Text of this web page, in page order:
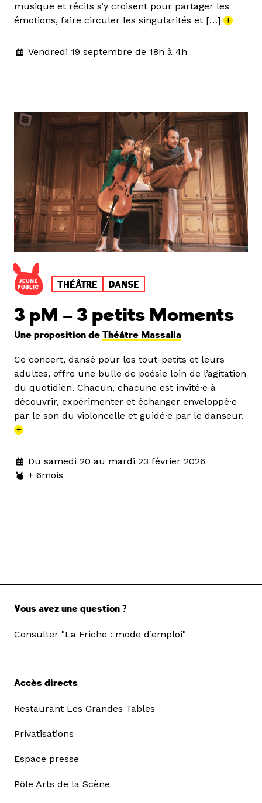
musique et récits s’y croisent pour partager les
émotions, faire circuler les singularités et […] +
Vendredi 19 septembre de 18h à 4h
THÉÂTRE DANSE
3 pM – 3 petits Moments
Une proposition de Théâtre Massalia
Ce concert, dansé pour les tout-petits et leurs
adultes, offre une bulle de poésie loin de l’agitation
du quotidien. Chacun, chacune est invité·e à
découvrir, expérimenter et échanger enveloppé·e
par le son du violoncelle et guidé·e par le danseur.
+
Du samedi 20 au mardi 23 février 2026
+ 6mois
Vous avez une question ?
Consulter "La Friche : mode d’emploi"
Accès directs
Restaurant Les Grandes Tables
Privatisations
Espace presse
Pôle Arts de la Scène